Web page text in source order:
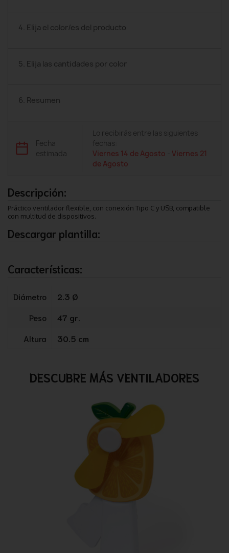
4. Elija el color/es del producto
5. Elija las cantidades por color
6. Resumen
Fecha
estimada
Lo recibirás entre las siguientes
fechas:
Viernes 14 de Agosto -Viernes 21
de Agosto
Descripción:
Práctico ventilador flexible, con conexión Tipo C y USB, compatible
con multitud de dispositivos.
Descargar plantilla:
Características:
Diámetro
2.3 Ø
Peso
47 gr.
Altura
30.5 cm
DESCUBRE MÁS VENTILADORES